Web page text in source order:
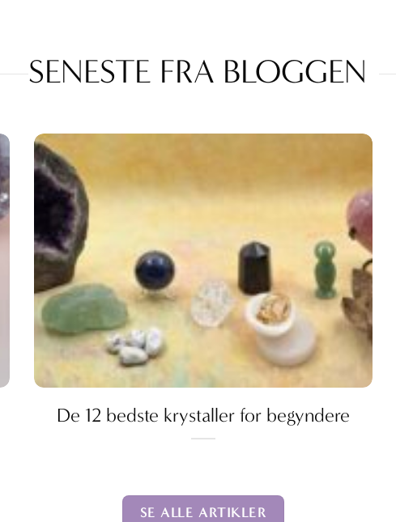
SENESTE FRA BLOGGEN
De 12 bedste krystaller for begyndere
SE ALLE ARTIKLER